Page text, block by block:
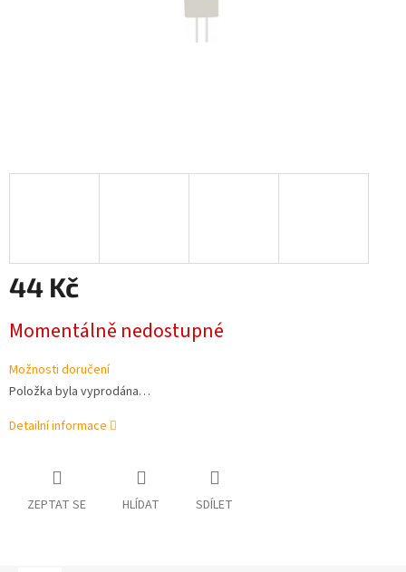
44 Kč
cena:
Momentálně nedostupné
Možnosti doručení
Položka byla vyprodána…
Detailní informace
ZEPTAT SE HLÍDAT SDÍLET